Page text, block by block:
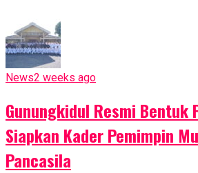
News2 weeks ago
Gunungkidul Resmi Bentuk
Siapkan Kader Pemimpin
Pancasila